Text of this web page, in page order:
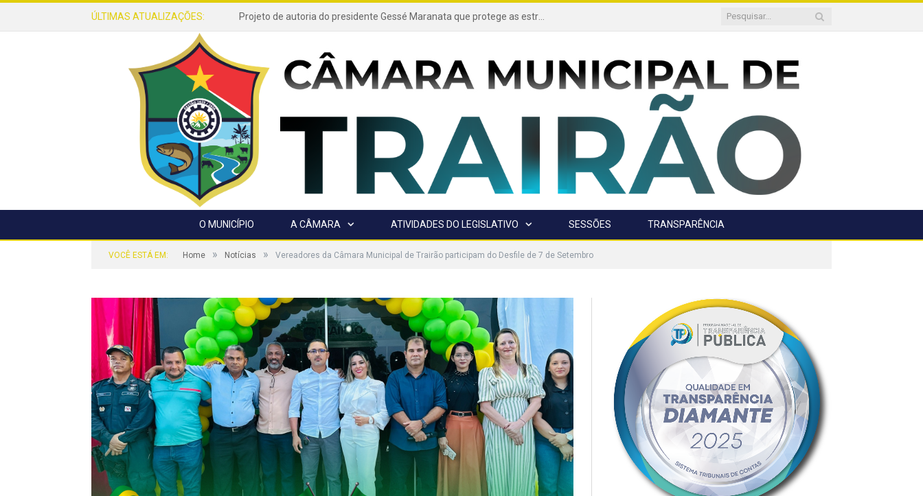
ÚLTIMAS ATUALIZAÇÕES: Projeto de autoria do presidente Gessé Maranata que protege as estradas vicinais de Trairão é transformado em lei
O MUNICÍPIO A CÂMARA ATIVIDADES DO LEGISLATIVO SESSÕES TRANSPARÊNCIA
VOCÊ ESTÁ EM: Home » Notícias » Vereadores da Câmara Municipal de Trairão participam do Desfile de 7 de Setembro